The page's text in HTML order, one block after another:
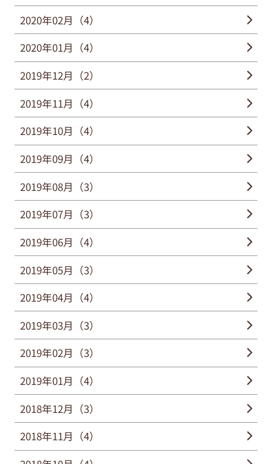
2020年02月（4）
2020年01月（4）
2019年12月（2）
2019年11月（4）
2019年10月（4）
2019年09月（4）
2019年08月（3）
2019年07月（3）
2019年06月（4）
2019年05月（3）
2019年04月（4）
2019年03月（3）
2019年02月（3）
2019年01月（4）
2018年12月（3）
2018年11月（4）